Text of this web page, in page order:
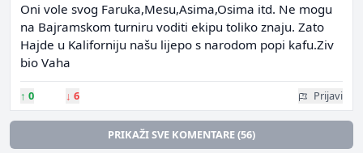
Oni vole svog Faruka,Mesu,Asima,Osima itd. Ne mogu
na Bajramskom turniru voditi ekipu toliko znaju. Zato
Hajde u Kaliforniju našu lijepo s narodom popi kafu.Ziv
bio Vaha
↑ 0 ↓ 6 Prijavi
PRIKAŽI SVE KOMENTARE (56)